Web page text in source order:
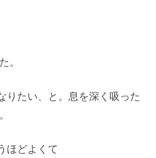
。
りたい、と。息を深く吸った
ほどよくて